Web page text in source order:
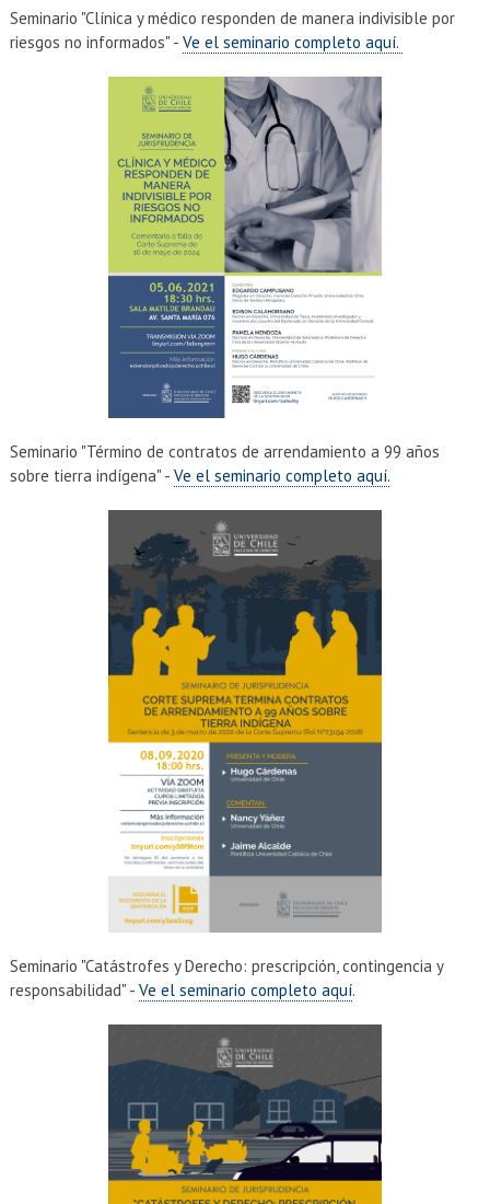
Seminario "Clínica y médico responden de manera indivisible por
riesgos no informados" - Ve el seminario completo aquí.
Seminario "Término de contratos de arrendamiento a 99 años
sobre tierra indígena" - Ve el seminario completo aquí.
Seminario "Catástrofes y Derecho: prescripción, contingencia y
responsabilidad" - Ve el seminario completo aquí.